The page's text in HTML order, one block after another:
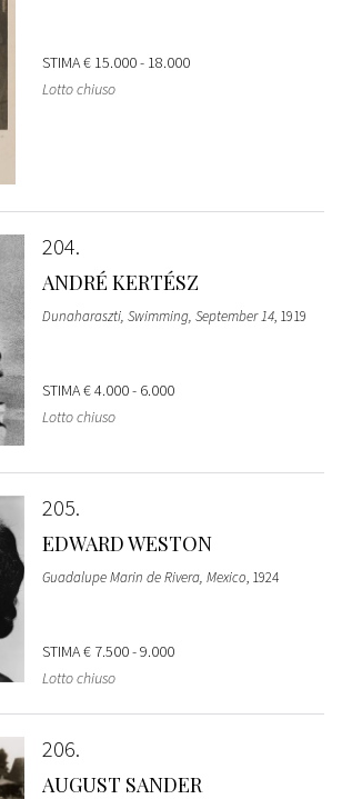
STIMA€ 15.000 - 18.000
Lotto chiuso
204
ANDRÉ KERTÉSZ
Dunaharaszti, Swimming, September 14, 1919
STIMA€ 4.000 - 6.000
Lotto chiuso
205
EDWARD WESTON
Guadalupe Marin de Rivera, Mexico, 1924
STIMA€ 7.500 - 9.000
Lotto chiuso
206
AUGUST SANDER